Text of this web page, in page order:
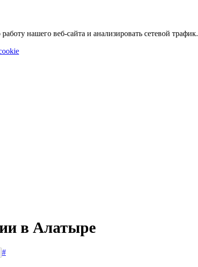
нашего веб-сайта и анализировать сетевой трафик.
в Алатыре
#